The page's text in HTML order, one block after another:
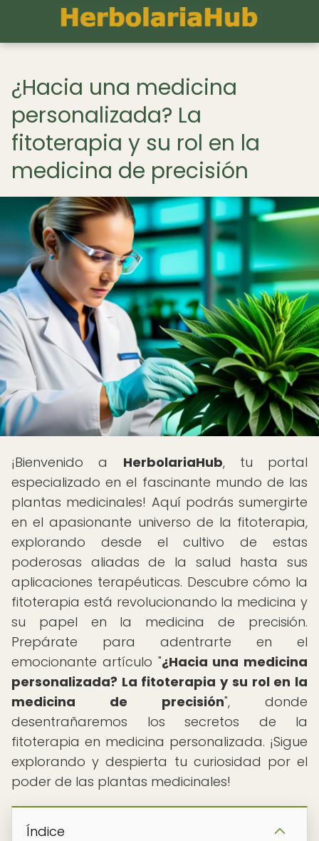
¿Hacia una medicina
personalizada? La
fitoterapia y su rol en la
medicina de precisión
¡Bienvenido a HerbolariaHub, tu portal
especializado en el fascinante mundo de las
plantas medicinales! Aquí podrás sumergirte
en el apasionante universo de la fitoterapia,
explorando desde el cultivo de estas
poderosas aliadas de la salud hasta sus
aplicaciones terapéuticas. Descubre cómo la
fitoterapia está revolucionando la medicina y
su papel en la medicina de precisión.
Prepárate para adentrarte en el
emocionante artículo "¿Hacia una medicina
personalizada? La fitoterapia y su rol en la
medicina de precisión", donde
desentrañaremos los secretos de la
fitoterapia en medicina personalizada. ¡Sigue
explorando y despierta tu curiosidad por el
poder de las plantas medicinales!
Índice